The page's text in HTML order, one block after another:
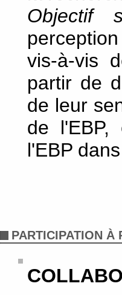
Objectif
vis-à-vis
partir de
de leur
de l'EBP,
l'EBP
PARTICIPATION À